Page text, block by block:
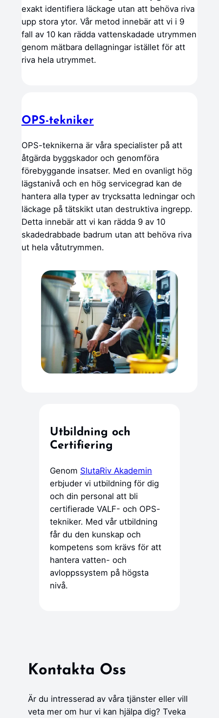
exakt identifiera läckage utan att behöva riva
upp stora ytor. Vår metod innebär att vi i 9
fall av 10 kan rädda vattenskadade utrymmen
genom mätbara dellagningar istället för att
riva hela utrymmet.
OPS-tekniker
OPS-teknikerna är våra specialister på att
åtgärda byggskador och genomföra
förebyggande insatser. Med en ovanligt hög
lägstanivå och en hög servicegrad kan de
hantera alla typer av trycksatta ledningar och
läckage på tätskikt utan destruktiva ingrepp.
Detta innebär att vi kan rädda 9 av 10
skadedrabbade badrum utan att behöva riva
ut hela våtutrymmen.
Utbildning och
Certifiering
Genom SlutaRiv Akademin
erbjuder vi utbildning för dig
och din personal att bli
certifierade VALF- och OPS-
tekniker. Med vår utbildning
får du den kunskap och
kompetens som krävs för att
hantera vatten- och
avloppssystem på högsta
nivå.
Kontakta Oss
Är du intresserad av våra tjänster eller vill
veta mer om hur vi kan hjälpa dig? Tveka